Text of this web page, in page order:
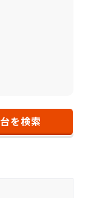
台を検索